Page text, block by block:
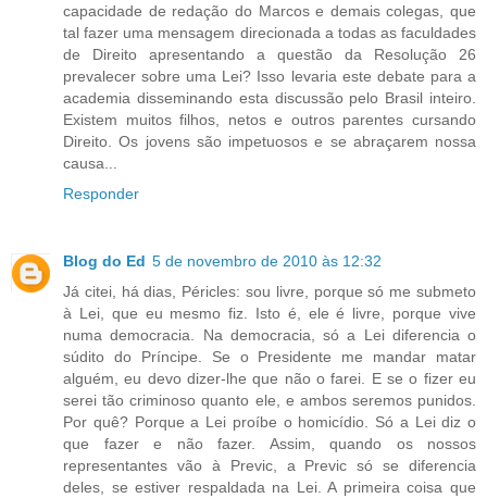
capacidade de redação do Marcos e demais colegas, que
tal fazer uma mensagem direcionada a todas as faculdades
de Direito apresentando a questão da Resolução 26
prevalecer sobre uma Lei? Isso levaria este debate para a
academia disseminando esta discussão pelo Brasil inteiro.
Existem muitos filhos, netos e outros parentes cursando
Direito. Os jovens são impetuosos e se abraçarem nossa
causa...
Responder
Blog do Ed 5 de novembro de 2010 às 12:32
Já citei, há dias, Péricles: sou livre, porque só me submeto
à Lei, que eu mesmo fiz. Isto é, ele é livre, porque vive
numa democracia. Na democracia, só a Lei diferencia o
súdito do Príncipe. Se o Presidente me mandar matar
alguém, eu devo dizer-lhe que não o farei. E se o fizer eu
serei tão criminoso quanto ele, e ambos seremos punidos.
Por quê? Porque a Lei proíbe o homicídio. Só a Lei diz o
que fazer e não fazer. Assim, quando os nossos
representantes vão à Previc, a Previc só se diferencia
deles, se estiver respaldada na Lei. A primeira coisa que